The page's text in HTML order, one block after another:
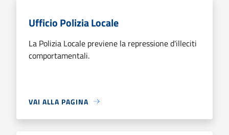
Ufficio Polizia Locale
La Polizia Locale previene la repressione d'illeciti
comportamentali.
VAI ALLA PAGINA